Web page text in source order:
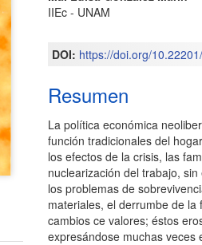
del
artículo
IIEc - UNAM
DOI: https://doi.org/
Resumen
La política económica
función tradicionales del
los efectos de la crisis, las
nuclearización del trabajo,
los problemas de
materiales, el derrumbe de
cambios ce valores; éstos
expresándose muchas